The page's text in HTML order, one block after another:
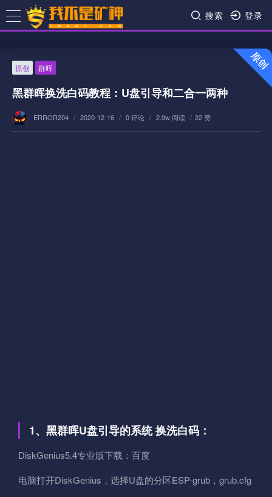
搜索 登录
原创 群晖
黑群晖换洗白码教程：U盘引导和二合一两种
ERROR204 / 2020-12-16 / 0 评论 / 2.9w 阅读 / 22 赞
1、黑群晖U盘引导的系统 换洗白码：
DiskGenius5.4专业版下载：百度
电脑打开DiskGenius，选择U盘的分区ESP-grub，grub.cfg